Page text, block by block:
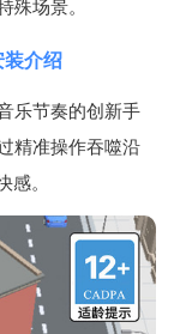
殊场景。
装介绍
乐节奏的创新手
精准操作吞噬沿
感。